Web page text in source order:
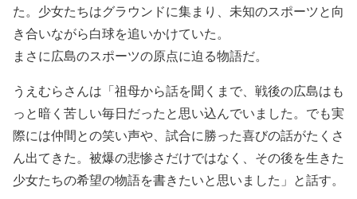
た。少女たちはグラウンドに集まり、未知のスポーツと向
き合いながら白球を追いかけていた。
まさに広島のスポーツの原点に迫る物語だ。
うえむらさんは「祖母から話を聞くまで、戦後の広島はも
っと暗く苦しい毎日だったと思い込んでいました。でも実
際には仲間との笑い声や、試合に勝った喜びの話がたくさ
ん出てきた。被爆の悲惨さだけではなく、その後を生きた
少女たちの希望の物語を書きたいと思いました」と話す。